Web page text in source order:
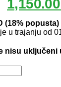
cena
je
bila:
1,400.00
1,150.00
(18% popusta)
u trajanju od
nisu uključeni